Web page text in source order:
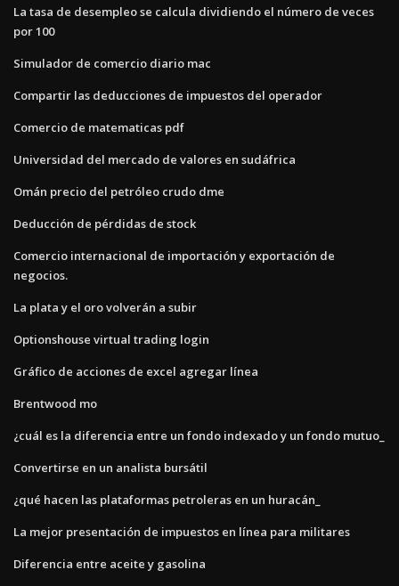
La tasa de desempleo se calcula dividiendo el número de veces
por 100
Simulador de comercio diario mac
Compartir las deducciones de impuestos del operador
Comercio de matematicas pdf
Universidad del mercado de valores en sudáfrica
Omán precio del petróleo crudo dme
Deducción de pérdidas de stock
Comercio internacional de importación y exportación de
negocios.
La plata y el oro volverán a subir
Optionshouse virtual trading login
Gráfico de acciones de excel agregar línea
Brentwood mo
¿cuál es la diferencia entre un fondo indexado y un fondo mutuo_
Convertirse en un analista bursátil
¿qué hacen las plataformas petroleras en un huracán_
La mejor presentación de impuestos en línea para militares
Diferencia entre aceite y gasolina